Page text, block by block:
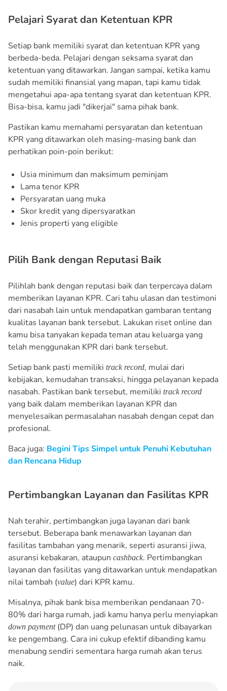
Pelajari Syarat dan Ketentuan KPR
Setiap bank memiliki syarat dan ketentuan KPR yang
berbeda-beda. Pelajari dengan seksama syarat dan
ketentuan yang ditawarkan. Jangan sampai, ketika kamu
sudah memiliki finansial yang mapan, tapi kamu tidak
mengetahui apa-apa tentang syarat dan ketentuan KPR.
Bisa-bisa, kamu jadi "dikerjai" sama pihak bank.
Pastikan kamu memahami persyaratan dan ketentuan
KPR yang ditawarkan oleh masing-masing bank dan
perhatikan poin-poin berikut:
Usia minimum dan maksimum peminjam
Lama tenor KPR
Persyaratan uang muka
Skor kredit yang dipersyaratkan
Jenis properti yang eligible
Pilih Bank dengan Reputasi Baik
Pilihlah bank dengan reputasi baik dan terpercaya dalam
memberikan layanan KPR. Cari tahu ulasan dan testimoni
dari nasabah lain untuk mendapatkan gambaran tentang
kualitas layanan bank tersebut. Lakukan riset online dan
kamu bisa tanyakan kepada teman atau keluarga yang
telah menggunakan KPR dari bank tersebut.
Setiap bank pasti memiliki track record, mulai dari
kebijakan, kemudahan transaksi, hingga pelayanan kepada
nasabah. Pastikan bank tersebut, memiliki track record
yang baik dalam memberikan layanan KPR dan
menyelesaikan permasalahan nasabah dengan cepat dan
profesional.
Baca juga: Begini Tips Simpel untuk Penuhi Kebutuhan
dan Rencana Hidup
Pertimbangkan Layanan dan Fasilitas KPR
Nah terahir, pertimbangkan juga layanan dari bank
tersebut. Beberapa bank menawarkan layanan dan
fasilitas tambahan yang menarik, seperti asuransi jiwa,
asuransi kebakaran, ataupun cashback. Pertimbangkan
layanan dan fasilitas yang ditawarkan untuk mendapatkan
nilai tambah (value) dari KPR kamu.
Misalnya, pihak bank bisa memberikan pendanaan 70-
80% dari harga rumah, jadi kamu hanya perlu menyiapkan
down payment(DP) dan uang pelunasan untuk dibayarkan
ke pengembang. Cara ini cukup efektif dibanding kamu
menabung sendiri sementara harga rumah akan terus
naik.